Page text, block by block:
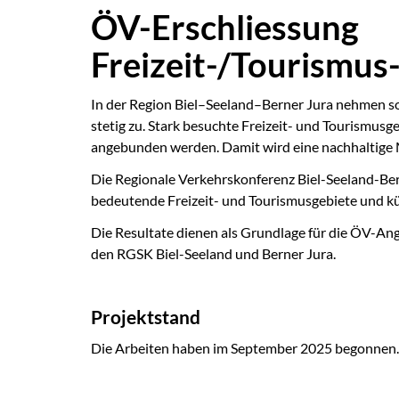
ÖV-Erschliessung
Freizeit-/
In der Region Biel–Seeland–Berner Jura nehmen
stetig zu. Stark besuchte Freizeit- und
angebunden werden. Damit wird eine
Die Regionale Verkehrskonferenz Biel-Seeland-
bedeutende Freizeit- und Tourismusgebiete und
Die Resultate dienen als Grundlage für die ÖV-
den RGSK Biel-Seeland und Berner Jura.
Projektstand
Die Arbeiten haben im September 2025 begonnen.